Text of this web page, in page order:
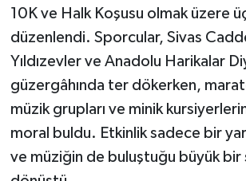
10K ve Halk Koşusu olmak üzere
düzenlendi. Sporcular, Sivas
Yıldızevler ve Anadolu Harikalar
güzergâhında ter dökerken,
müzik grupları ve minik kursiyerlerin
moral buldu. Etkinlik sadece bir
ve müziğin de buluştuğu büyük bir